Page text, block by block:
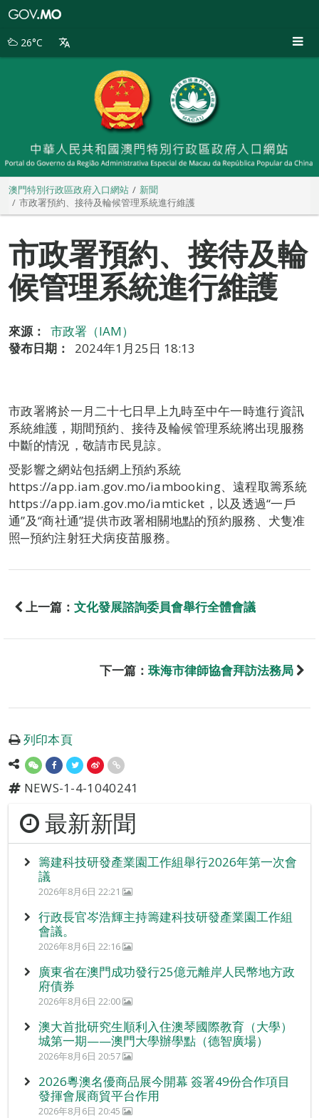
別
26°C
澳門特別行政區政府入口網站
新聞
市政署預約、接待及輪候管理系統進行維護
市政署預約、接待及輪
候管理系統進行維護
來源：
市政署（IAM）
發布日期：
2024年1月25日 18:13
市政署將於一月二十七日早上九時至中午一時進行資訊
系統維護，期間預約、接待及輪候管理系統將出現服務
中斷的情況，敬請市民見諒。
受影響之網站包括網上預約系統
https://app.iam.gov.mo/iambooking、遠程取籌系統
https://app.iam.gov.mo/iamticket，以及透過“一戶
通”及“商社通”提供市政署相關地點的預約服務、犬隻准
照─預約注射狂犬病疫苗服務。
上一篇： 文化發展諮詢委員會舉行全體會議
下一篇： 珠海市律師協會拜訪法務局
列印本頁
NEWS-1-4-1040241
最新新聞
籌建科技研發產業園工作組舉行2026年第一次會
議
2026年8月6日 22:21
行政長官岑浩輝主持籌建科技研發產業園工作組
會議。
2026年8月6日 22:16
廣東省在澳門成功發行25億元離岸人民幣地方政
府債券
2026年8月6日 22:00
澳大首批研究生順利入住澳琴國際教育（大學）
城第一期——澳門大學辦學點（德智廣場）
2026年8月6日 20:57
2026粵澳名優商品展今開幕 簽署49份合作項目
發揮會展商貿平台作用
2026年8月6日 20:45